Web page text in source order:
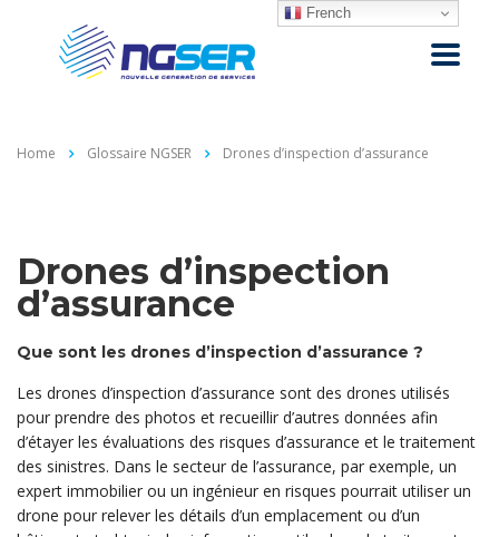
Home Glossaire NGSER Drones d’inspection d’assurance
Drones d’inspection
d’assurance
Que sont les drones d’inspection d’assurance ?
Les drones d’inspection d’assurance sont des drones utilisés
pour prendre des photos et recueillir d’autres données afin
d’étayer les évaluations des risques d’assurance et le traitement
des sinistres. Dans le secteur de l’assurance, par exemple, un
expert immobilier ou un ingénieur en risques pourrait utiliser un
drone pour relever les détails d’un emplacement ou d’un
French